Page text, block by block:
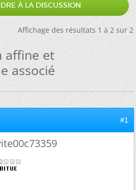
À LA DISCUSSION
Affichage des résultats 1 à 2 sur 2
affine et
associé
#1